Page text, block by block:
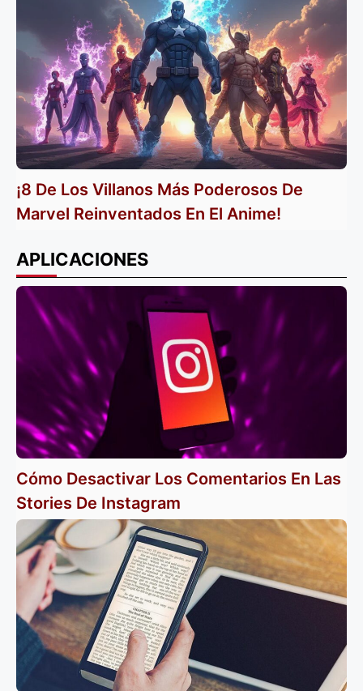
¡8 De Los Villanos Más Poderosos De
Marvel Reinventados En El Anime!
APLICACIONES
Cómo Desactivar Los Comentarios En Las
Stories De Instagram